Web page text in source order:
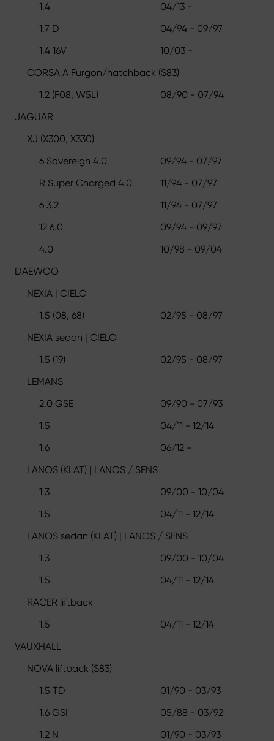
1.4
04/13 -
1.7 D
04/94 - 09/97
1.4 16V
10/03 -
CORSA A Furgon/hatchback (S83)
1.2 (F08, W5L)
08/90 - 07/94
JAGUAR
XJ (X300, X330)
6 Sovereign 4.0
09/94 - 07/97
R Super Charged 4.0
11/94 - 07/97
6 3.2
11/94 - 07/97
12 6.0
09/94 - 09/97
4.0
10/98 - 09/04
DAEWOO
NEXIA | CIELO
1.5 (08, 68)
02/95 - 08/97
NEXIA sedan | CIELO
1.5 (19)
02/95 - 08/97
LEMANS
2.0 GSE
09/90 - 07/93
1.5
04/11 - 12/14
1.6
06/12 -
LANOS (KLAT) | LANOS / SENS
1.3
09/00 - 10/04
1.5
04/11 - 12/14
LANOS sedan (KLAT) | LANOS / SENS
1.3
09/00 - 10/04
1.5
04/11 - 12/14
RACER liftback
1.5
04/11 - 12/14
VAUXHALL
NOVA liftback (S83)
1.5 TD
01/90 - 03/93
1.6 GSI
05/88 - 03/92
1.2 N
01/90 - 03/93